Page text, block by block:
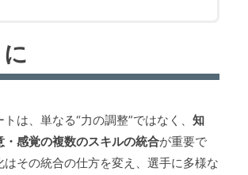
は、単なる“力の調整”ではなく、 知
・感覚の複数のスキルの統合が重要で
はその統合の仕方を変え、選手に多様な